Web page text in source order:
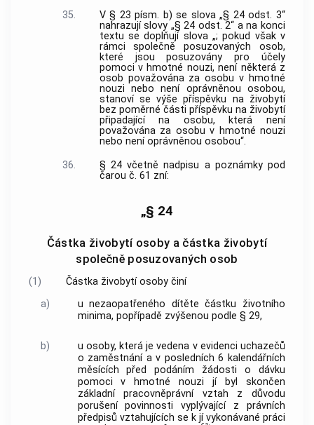
35.
V § 23 písm. b) se slova „§ 24 odst. 3“
nahrazují slovy „§ 24 odst. 2“ a na konci
textu se doplňují slova „; pokud však v
rámci společně posuzovaných osob,
které jsou posuzovány pro účely
pomoci v hmotné nouzi, není některá z
osob považována za osobu v hmotné
nouzi nebo není oprávněnou osobou,
stanoví se výše příspěvku na živobytí
bez poměrné části příspěvku na živobytí
připadající na osobu, která není
považována za osobu v hmotné nouzi
nebo není oprávněnou osobou“.
36.
§ 24 včetně nadpisu a poznámky pod
čarou č. 61 zní:
„§ 24
Částka živobytí osoby a částka živobytí
společně posuzovaných osob
(1)
Částka živobytí osoby činí
a)
u nezaopatřeného dítěte částku životního
minima, popřípadě zvýšenou podle § 29,
b)
u osoby, která je vedena v evidenci uchazečů
o zaměstnání a v posledních 6 kalendářních
měsících před podáním žádosti o dávku
pomoci v hmotné nouzi jí byl skončen
základní pracovněprávní vztah z důvodu
porušení povinnosti vyplývající z právních
předpisů vztahujících se k jí vykonávané práci